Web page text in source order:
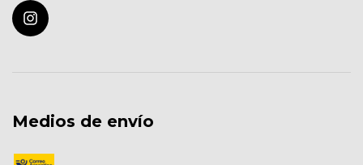
Medios de envío